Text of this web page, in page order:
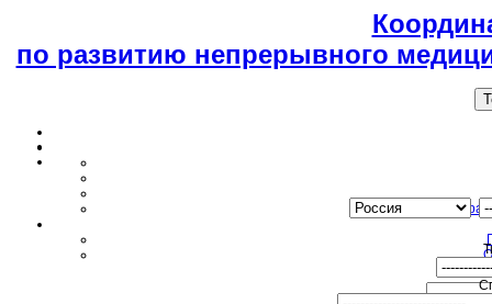
по развитию непрерывного